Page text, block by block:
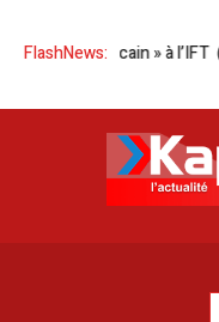
FlashNews:
américain » à l’IFT (Vidéo)